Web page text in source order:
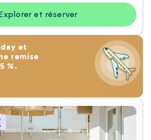
et réserver
et
remise
%.